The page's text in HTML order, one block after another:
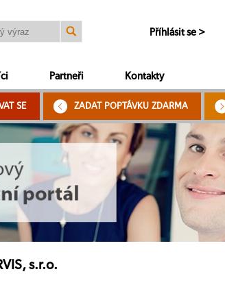
Příhlásit se >
Partneři Kontakty
SE ZADAT POPTÁVKU ZDARMA
s.r.o.